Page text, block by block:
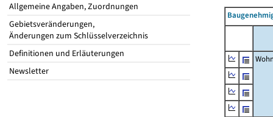
Allgemeine Angaben, Zuordnungen
Gebietsveränderungen,
Änderungen zum Schlüsselverzeichnis
Definitionen und Erläuterungen
Newsletter